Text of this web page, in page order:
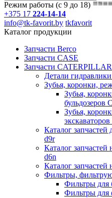
Режим работы (с 9 до 18)
+375 17 224-14-14
info@tk-favorit.by tkfavorit
Каталог продукции
Запчасти Berco
Запчасти CASE
Запчасти CATERPILLAR
Детали
Зубья, коронки,
Зубья,
бульдозеров
Зубья,
Каталог
d9r
Каталог
d6n
Каталог запчастей
Фильтры,
Фильтры для
Фильтры для